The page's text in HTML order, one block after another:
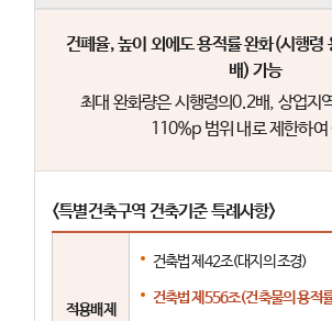
건폐율, 높이 외에도 용적률 완화(시행령
배) 가능
최대 완화량은 시행령의0.2배, 상업지
110%p 범위 내로 제한하여
<특별건축구역 건축기준 특례사항>
적용배제
건축법 제42조(대지의 조경)
건축법 제556조(건축물의 용적